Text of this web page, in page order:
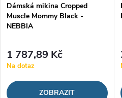
Dámská mikina Cropped
Muscle Mommy Black -
NEBBIA
1 787,89 Kč
Na dotaz
ZOBRAZIT